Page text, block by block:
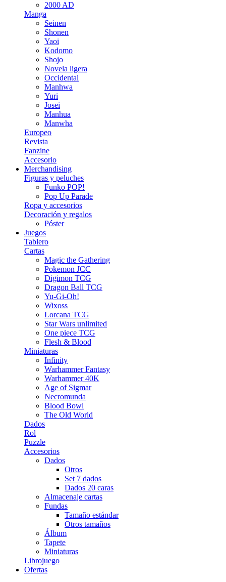
2000 AD
Manga
Seinen
Shonen
Yaoi
Kodomo
Shojo
Novela ligera
Occidental
Manhwa
Yuri
Josei
Manhua
Manwha
Europeo
Revista
Fanzine
Accesorio
Merchandising
Figuras y peluches
Funko POP!
Pop Up Parade
Ropa y accesorios
Decoración y regalos
Póster
Juegos
Tablero
Cartas
Magic the Gathering
Pokemon JCC
Digimon TCG
Dragon Ball TCG
Yu-Gi-Oh!
Wixoss
Lorcana TCG
Star Wars unlimited
One piece TCG
Flesh & Blood
Miniaturas
Infinity
Warhammer Fantasy
Warhammer 40K
Age of Sigmar
Necromunda
Blood Bowl
The Old World
Dados
Rol
Puzzle
Accesorios
Dados
Otros
Set 7 dados
Dados 20 caras
Almacenaje cartas
Fundas
Tamaño estándar
Otros tamaños
Álbum
Tapete
Miniaturas
Librojuego
Ofertas